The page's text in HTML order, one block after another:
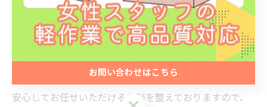
これらは単なる作業効率の向上にとどまらず、顧客満足
度の向上や企業の競争力強化にもつながる要素です。
『株式会社HR』では、DMやカードの封入・印刷物の仕
分け・梱包などの軽作業を丁寧かつ正確に行っていま
す。
安心してお任せいただける体制を整えておりますので、
お問い合わせはこちら